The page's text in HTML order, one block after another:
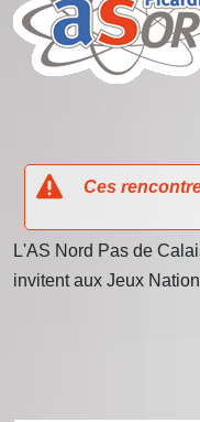
Ces
L'AS Nord Pas de
invitent aux Jeux